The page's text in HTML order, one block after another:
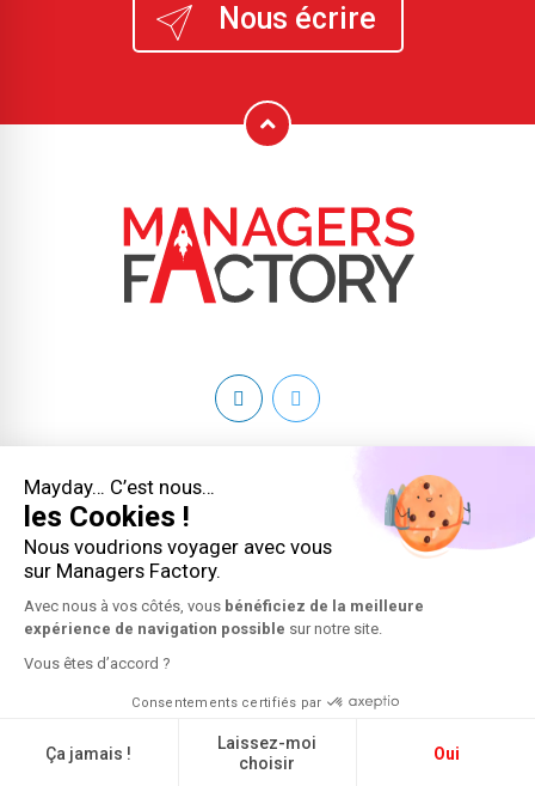
Nous écrire
Copyright 2026 © Managers Factory - Tous droits réservés
Conditions générales
Mentions légales
Plan du site
Contact
Création : KOOKline
Mayday… C’est nous…
les Cookies !
Nous voudrions voyager avec vous
sur Managers Factory.
Avec nous à vos côtés, vous bénéficiez de la meilleure
expérience de navigation possible sur notre site.
Vous êtes d’accord ?
Consentements certifiés par
Ça jamais !
Laissez-moi
choisir
Oui